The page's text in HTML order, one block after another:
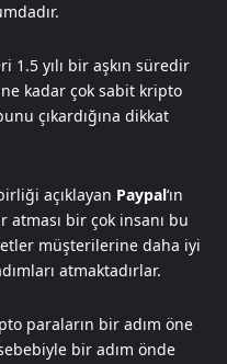
1.5 yılı bir aşkın süredir
kadar çok sabit kripto
çıkardığına dikkat
açıklayan Paypal‘ın
bir çok insanı bu
müşterilerine daha iyi
atmaktadırlar.
paraların bir adım öne
bir adım önde